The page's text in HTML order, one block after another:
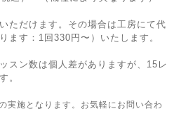
ただけます。その場合は工房にて代
ます：1回330円〜）いたします。
スン数は個人差がありますが、15レ
。
実施となります。お気軽にお問い合わ